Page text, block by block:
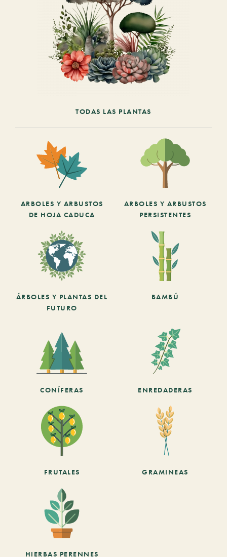
TODAS LAS PLANTAS
ARBOLES Y ARBUSTOS
DE HOJA CADUCA
ARBOLES Y ARBUSTOS
PERSISTENTES
ÁRBOLES Y PLANTAS DEL
FUTURO
BAMBÚ
CONÍFERAS ENREDADERAS
FRUTALES GRAMINEAS
HIERBAS PERENNES